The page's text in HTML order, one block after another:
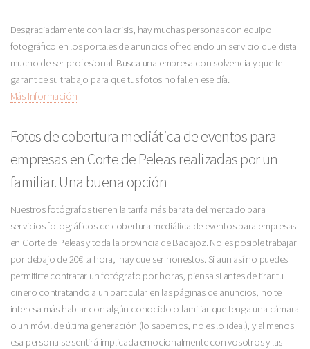
Desgraciadamente con la crisis, hay muchas personas con equipo
fotográfico en los portales de anuncios ofreciendo un servicio que dista
mucho de ser profesional. Busca una empresa con solvencia y que te
garantice su trabajo para que tus fotos no fallen ese día.
Más Información
Fotos de cobertura mediática de eventos para
empresas en Corte de Peleas realizadas por un
familiar. Una buena opción
Nuestros fotógrafos tienen la tarifa más barata del mercado para
servicios fotográficos de cobertura mediática de eventos para empresas
en Corte de Peleas y toda la provincia de Badajoz. No es posible trabajar
por debajo de 20€ la hora, hay que ser honestos. Si aun así no puedes
permitirte contratar un fotógrafo por horas, piensa si antes de tirar tu
dinero contratando a un particular en las páginas de anuncios, no te
interesa más hablar con algún conocido o familiar que tenga una cámara
o un móvil de última generación (lo sabemos, no es lo ideal), y al menos
esa persona se sentirá implicada emocionalmente con vosotros y las